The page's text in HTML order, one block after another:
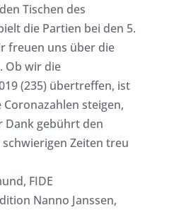
Tischen des
die Partien bei den 5.
freuen uns über die
Ob wir die
(235) übertreffen, ist
steigen,
Dank gebührt den
Zeiten treu
FIDE
Nanno Janssen,